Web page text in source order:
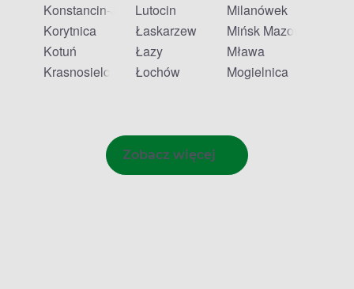
Konstancin-Jeziorna
Korytnica
Kotuń
Krasnosielc
Lutocin
Łaskarzew
Łazy
Łochów
Milanówek
Mińsk Mazowiecki
Mława
Mogielnica
Zobacz więcej